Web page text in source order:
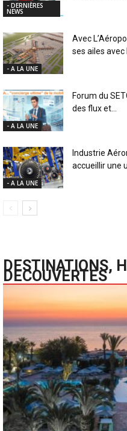
- DERNIÈRES
NEWS
- A LA UNE
Avec
ses ailes avec
- A LA UNE
Forum du
des flux et...
- A LA UNE
Industrie
accueillir une
DESTINATIONS,
DECOUVERTES